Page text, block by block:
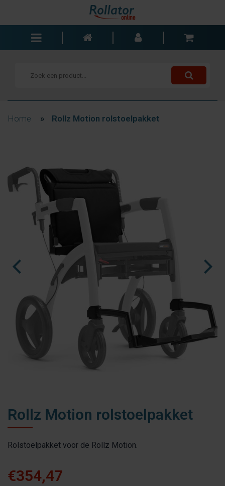
Rolstoelen
Wisselstukken
Home » Rollz Motion rolstoelpakket
Rollz Motion rolstoelpakket
Rolstoelpakket voor de Rollz Motion.
€354,47